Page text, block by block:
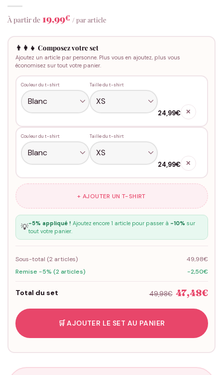
À partir de 19,99€ / par article
👨‍👩‍👧 Composez votre set
Ajoutez un article par personne. Plus vous en ajoutez, plus vous
économisez sur tout votre panier.
Couleur du t-shirt Taille du t-shirt
24,99€ ✕
Couleur du t-shirt Taille du t-shirt
24,99€ ✕
+ AJOUTER UN T-SHIRT
💡-5% appliqué ! Ajoutez encore 1 article pour passer à -10% sur
tout votre panier.
Sous-total (2articles)
49,98€
Remise -5% (2 articles)
-2,50€
Total du set 49,98€ 47,48€
🛒 AJOUTER LE SET AU PANIER